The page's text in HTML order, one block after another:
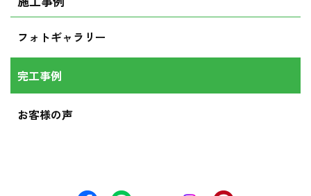
フォトギャラリー
完工事例
お客様の声